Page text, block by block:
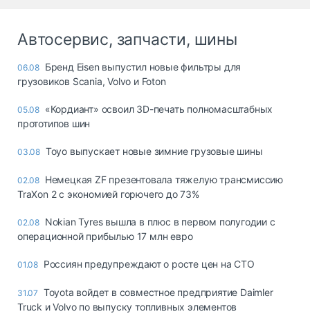
Автосервис, запчасти, шины
06.08 Бренд Eisen выпустил новые фильтры для
грузовиков Scania, Volvo и Foton
05.08 «Кордиант» освоил 3D-печать полномасштабных
прототипов шин
03.08 Toyo выпускает новые зимние грузовые шины
02.08 Немецкая ZF презентовала тяжелую трансмиссию
TraXon 2 с экономией горючего до 73%
02.08 Nokian Tyres вышла в плюс в первом полугодии с
операционной прибылью 17 млн евро
01.08 Россиян предупреждают о росте цен на СТО
31.07 Toyota войдет в совместное предприятие Daimler
Truck и Volvo по выпуску топливных элементов